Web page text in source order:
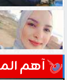
آهم